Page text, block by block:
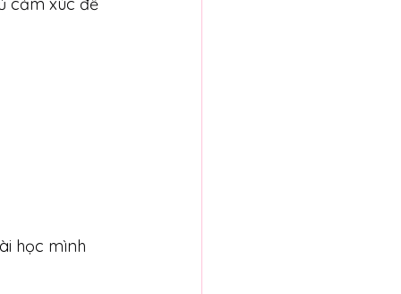
học mình